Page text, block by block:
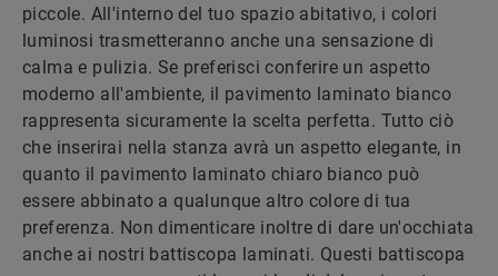
piccole. All'interno del tuo spazio abitativo, i colori
luminosi trasmetteranno anche una sensazione di
calma e pulizia. Se preferisci conferire un aspetto
moderno all'ambiente, il pavimento laminato bianco
rappresenta sicuramente la scelta perfetta. Tutto ciò
che inserirai nella stanza avrà un aspetto elegante, in
quanto il pavimento laminato chiaro bianco può
essere abbinato a qualunque altro colore di tua
preferenza. Non dimenticare inoltre di dare un'occhiata
anche ai nostri battiscopa laminati. Questi battiscopa